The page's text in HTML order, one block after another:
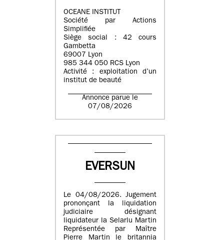
OCEANE INSTITUT
Société par Actions
Simplifiée
Siège social : 42 cours
Gambetta
69007 Lyon
985 344 050 RCS Lyon
Activité : exploitation d’un
institut de beauté
Annonce parue le
07/08/2026
EVERSUN
Le 04/08/2026. Jugement
prononçant la liquidation
judiciaire désignant
liquidateur la Selarlu Martin
Représentée par Maître
Pierre Martin le britannia